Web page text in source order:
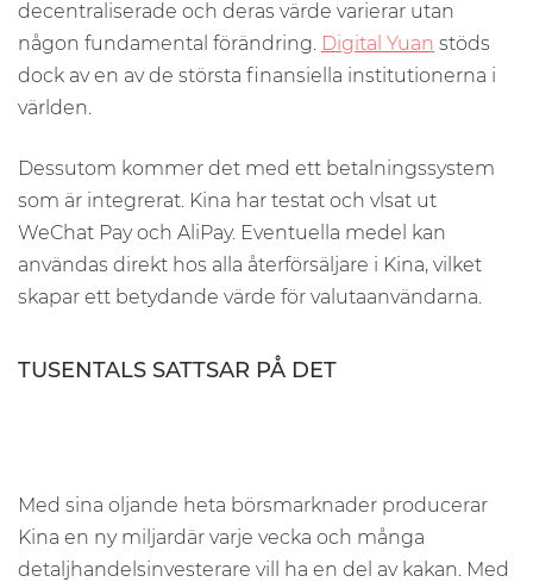
decentraliserade och deras värde varierar utan
någon fundamental förändring. Digital Yuan stöds
dock av en av de största finansiella institutionerna i
världen.
Dessutom kommer det med ett betalningssystem
som är integrerat. Kina har testat och vlsat ut
WeChat Pay och AliPay. Eventuella medel kan
användas direkt hos alla återförsäljare i Kina, vilket
skapar ett betydande värde för valutaanvändarna.
TUSENTALS SATTSAR PÅ DET
Med sina oljande heta börsmarknader producerar
Kina en ny miljardär varje vecka och många
detaljhandelsinvesterare vill ha en del av kakan. Med